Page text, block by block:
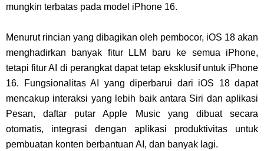
mungkin terbatas pada model iPhone 16.
Menurut rincian yang dibagikan oleh pembocor, iOS 18 akan
menghadirkan banyak fitur LLM baru ke semua iPhone,
tetapi fitur AI di perangkat dapat tetap eksklusif untuk iPhone
16. Fungsionalitas AI yang diperbarui dari iOS 18 dapat
mencakup interaksi yang lebih baik antara Siri dan aplikasi
Pesan, daftar putar Apple Music yang dibuat secara
otomatis, integrasi dengan aplikasi produktivitas untuk
pembuatan konten berbantuan AI, dan banyak lagi.